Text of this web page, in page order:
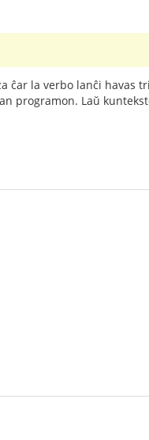
ĉar la verbo lanĉi havas
programon. Laŭ